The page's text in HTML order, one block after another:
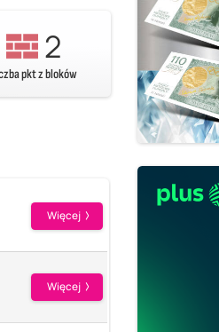
2
pkt z bloków
Więcej
Więcej